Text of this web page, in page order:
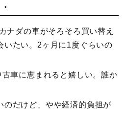
ナダの車がそろそろ買い替え
いたい。2ヶ月に1度ぐらいの
車に恵まれると嬉しい。誰か
のだけど、やや経済的負担が